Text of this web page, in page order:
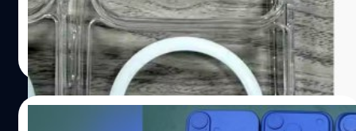
ปรีดี ฤกษ์วลีกุล| 486 days ago
Read More